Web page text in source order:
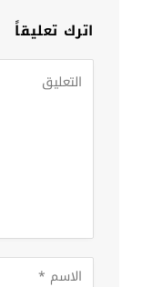
اترك تعليقاً